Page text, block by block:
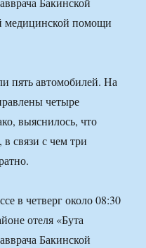
медицинской помощи
пять автомобилей. На
четыре
выяснилось, что
связи с чем три
в четверг около 08:30
отеля «Бута
Бакинской